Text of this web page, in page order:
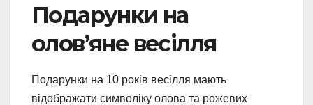
Подарунки на
олов’яне весілля
Подарунки на 10 років весілля мають
відображати символіку олова та рожевих